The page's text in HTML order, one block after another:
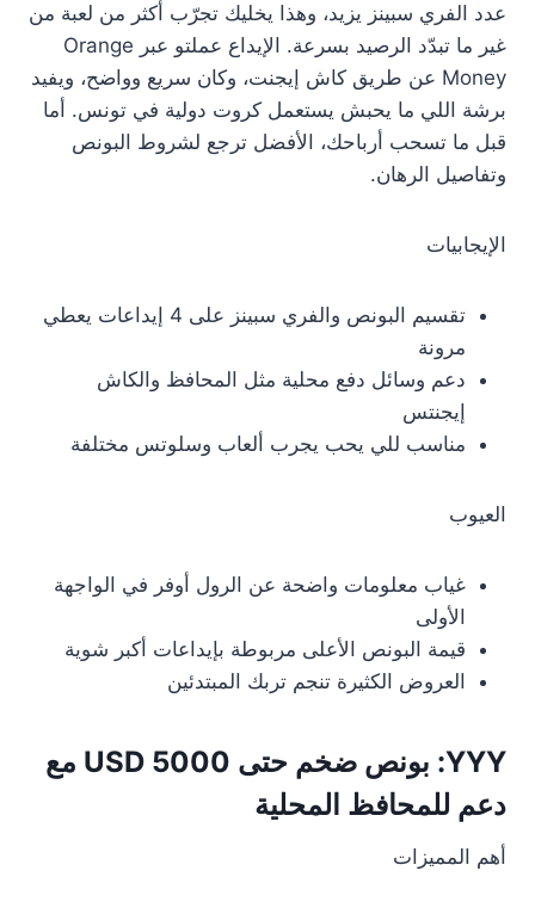
عدد الفري سبينز يزيد، وهذا يخليك تجرّب أكثر من لعبة من
غير ما تبدّد الرصيد بسرعة. الإيداع عملتو عبر Orange
Money عن طريق كاش إيجنت، وكان سريع وواضح، ويفيد
برشة اللي ما يحبش يستعمل كروت دولية في تونس. أما
قبل ما تسحب أرباحك، الأفضل ترجع لشروط البونص
وتفاصيل الرهان.
الإيجابيات
تقسيم البونص والفري سبينز على 4 إيداعات يعطي
مرونة
دعم وسائل دفع محلية مثل المحافظ والكاش
إيجنتس
مناسب للي يحب يجرب ألعاب وسلوتس مختلفة
العيوب
غياب معلومات واضحة عن الرول أوفر في الواجهة
الأولى
قيمة البونص الأعلى مربوطة بإيداعات أكبر شوية
العروض الكثيرة تنجم تربك المبتدئين
YYY: بونص ضخم حتى 5000 USD مع
دعم للمحافظ المحلية
أهم المميزات